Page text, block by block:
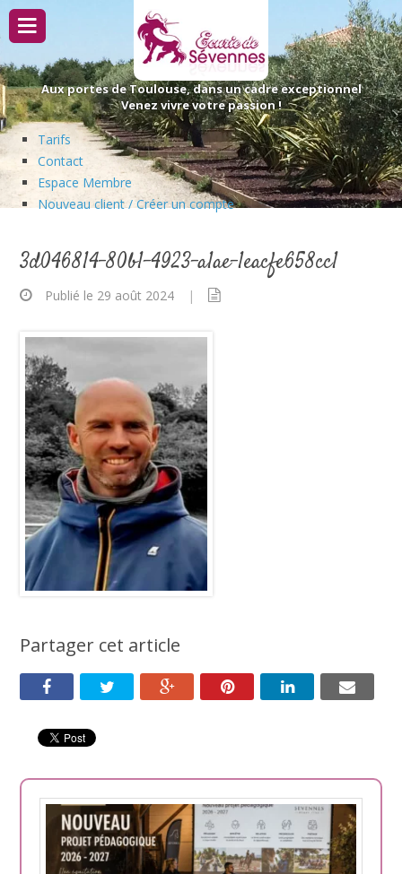
Passer
contenu
Aux portes de Toulouse, dans un cadre exceptionnel
Venez vivre votre passion !
Tarifs
Contact
Espace Membre
Nouveau client / Créer un compte
3d046814-80b1-4923-a1ae-1eacfe658cc1
Publié le 29 août 2024 |
Partager cet article